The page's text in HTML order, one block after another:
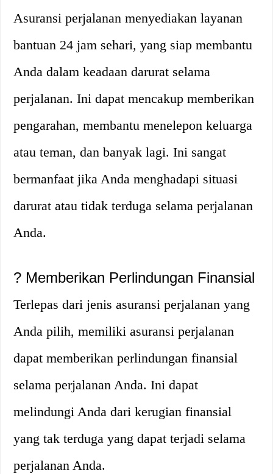
Asuransi perjalanan menyediakan layanan
bantuan 24 jam sehari, yang siap membantu
Anda dalam keadaan darurat selama
perjalanan. Ini dapat mencakup memberikan
pengarahan, membantu menelepon keluarga
atau teman, dan banyak lagi. Ini sangat
bermanfaat jika Anda menghadapi situasi
darurat atau tidak terduga selama perjalanan
Anda.
? Memberikan Perlindungan Finansial
Terlepas dari jenis asuransi perjalanan yang
Anda pilih, memiliki asuransi perjalanan
dapat memberikan perlindungan finansial
selama perjalanan Anda. Ini dapat
melindungi Anda dari kerugian finansial
yang tak terduga yang dapat terjadi selama
perjalanan Anda.